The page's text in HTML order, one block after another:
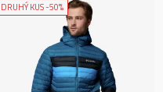
DRUHÝ KUS -50%